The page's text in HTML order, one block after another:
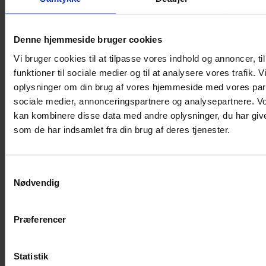
Denne hjemmeside bruger cookies
Vi bruger cookies til at tilpasse vores indhold og annoncer,
funktioner til sociale medier og til at analysere vores trafik.
oplysninger om din brug af vores hjemmeside med vores
sociale medier, annonceringspartnere og analysepartnere.
kan kombinere disse data med andre oplysninger, du har
som de har indsamlet fra din brug af deres tjenester.
Nødvendig
Præferencer
Statistik